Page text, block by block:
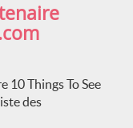
10 Things To See
des